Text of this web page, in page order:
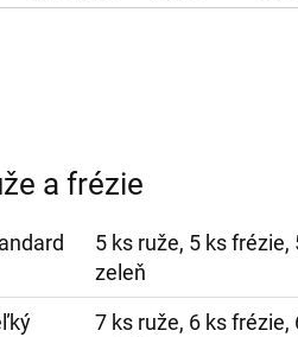
a frézie
5 ks ruže, 5 ks
zeleň
7 ks ruže, 6 ks